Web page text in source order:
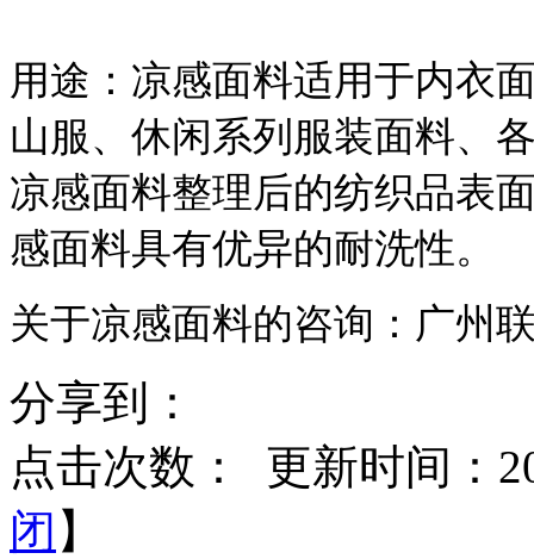
用途： 凉感面料适用于内衣
山服、休闲系列服装面料、
凉感面料整理后的纺织品表
感面料具有优异的耐洗性。​
关于凉感面料的咨询：广州
分享到：
点击次数：
更新时间：
闭 】